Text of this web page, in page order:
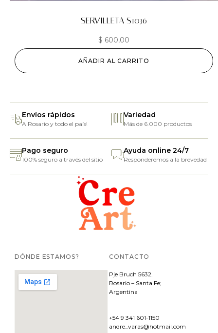
SERVILLETA S1036
$ 600,00
AÑADIR AL CARRITO
Envíos rápidos
A Rosario y todo el país!
Variedad
Más de 6.000 productos
Pago seguro
100% seguro a través del sitio
Ayuda online 24/7
Responderemos a la brevedad
DÓNDE ESTAMOS? CONTACTO
Pje Bruch 5632.
Rosario – Santa Fe;
Argentina
+54 9 341 601-1150
andre_varas@hotmail.com